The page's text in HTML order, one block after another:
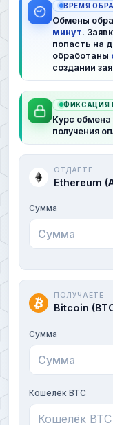
ВРЕМЯ
Обмены
минут.
попасть на
обработаны
создании
ФИКСАЦИЯ
Курс обмена
получения
ОТДАЕТЕ
Ethereum
Сумма
ПОЛУЧАЕТЕ
Bitcoin
Сумма
Кошелёк BTC